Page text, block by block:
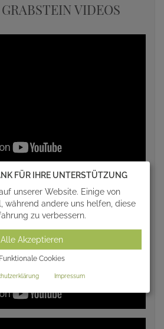
VIDEOS
FÜR IHRE UNTERSTÜTZUNG
unserer Website. Einige von
während andere uns helfen, diese
zu verbessern.
Alle Akzeptieren
Funktionale Cookies
Impressum